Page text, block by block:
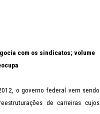
com os sindicatos; volume
o governo federal vem sendo
de carreiras cujos